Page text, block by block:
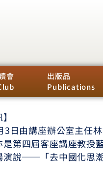
會
出版品
Publications
日由講座辦公室主任
第四屆客座講座教授
演說──「去中國化思